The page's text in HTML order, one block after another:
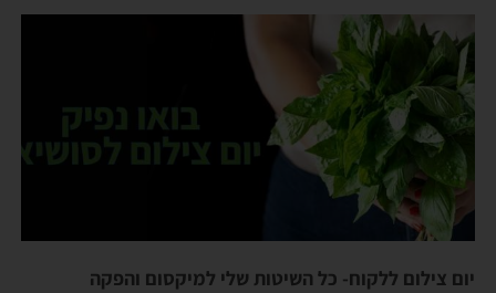
יום צילום ללקוח- כל השיטות שלי למיקסום והפקה